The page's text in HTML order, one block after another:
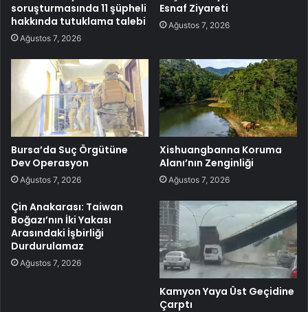
soruşturmasında 11 şüpheli
hakkında tutuklama talebi
Ağustos 7, 2026
Esnaf Ziyareti
Ağustos 7, 2026
Bursa’da Suç Örgütüne
Dev Operasyon
Ağustos 7, 2026
Xishuangbanna Koruma
Alanı’nın Zenginliği
Ağustos 7, 2026
Çin Anakarası: Taiwan
Boğazı’nın İki Yakası
Arasındaki İşbirliği
Durdurulamaz
Ağustos 7, 2026
Kamyon Yaya Üst Geçidine
Çarptı